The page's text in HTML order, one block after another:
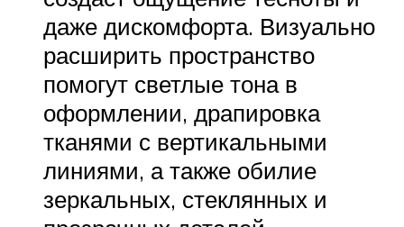
даже дискомфорта. Визуально
расширить пространство
помогут светлые тона в
оформлении, драпировка
тканями с вертикальными
линиями, а также обилие
зеркальных, стеклянных и